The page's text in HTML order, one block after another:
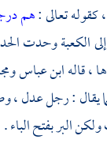
تعالى :هم
الكعبةوحدت
، قالهابن عباس
يقال : رجل عدل ،
البر بفتح الباء .